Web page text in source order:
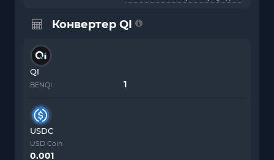
Конвертер QI
QI
BENQI
USDC
USD Coin
0.001